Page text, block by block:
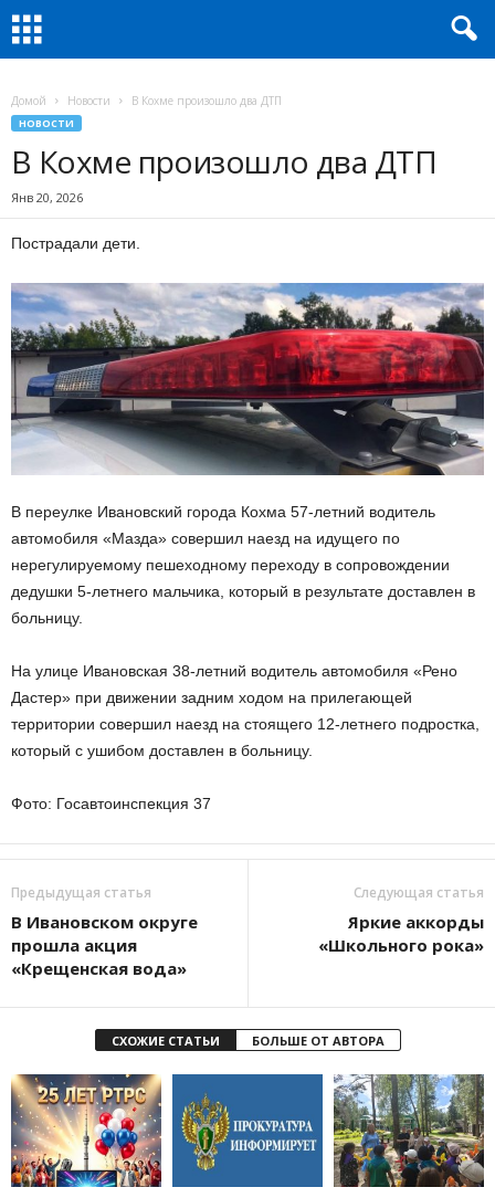
Домой Новости В Кохме произошло два ДТП
НОВОСТИ
В Кохме произошло два ДТП
Янв 20, 2026
Пострадали дети.
В переулке Ивановский города Кохма 57-летний водитель
автомобиля «Мазда» совершил наезд на идущего по
нерегулируемому пешеходному переходу в сопровождении
дедушки 5-летнего мальчика, который в результате доставлен в
больницу.
На улице Ивановская 38-летний водитель автомобиля «Рено
Дастер» при движении задним ходом на прилегающей
территории совершил наезд на стоящего 12-летнего подростка,
который с ушибом доставлен в больницу.
Фото: Госавтоинспекция 37
Предыдущая статья
В Ивановском округе
прошла акция
«Крещенская вода»
Следующая статья
Яркие аккорды
«Школьного рока»
СХОЖИЕ СТАТЬИ БОЛЬШЕ ОТ АВТОРА